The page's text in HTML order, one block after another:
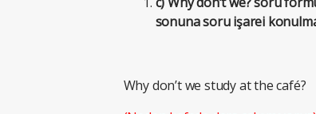
sonuna soru işarei
Why don’t we study at the café?